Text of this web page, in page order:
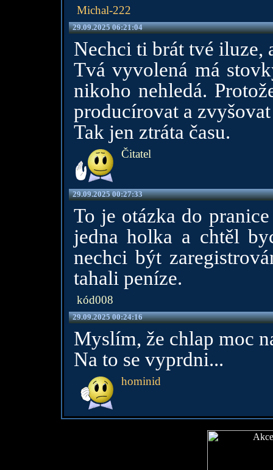
Michal-222
29.09.2025 06:21:04
Nechci ti brát tvé iluze,
Tvá vyvolená má
nikoho nehledá.
producírovat a
Tak jen ztráta času.
Čitatel
29.09.2025 00:27:33
To je otázka do
jedna holka a chtěl
nechci být
tahali peníze.
kód008
29.09.2025 00:24:16
Myslím, že chlap moc
Na to se vyprdni...
hominid